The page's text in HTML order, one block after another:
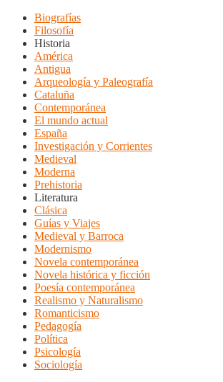
Biografías
Filosofía
Historia
América
Antigua
Arqueología y Paleografía
Cataluña
Contemporánea
El mundo actual
España
Investigación y Corrientes
Medieval
Moderna
Prehistoria
Literatura
Clásica
Guías y Viajes
Medieval y Barroca
Modernismo
Novela contemporánea
Novela histórica y ficción
Poesía contemporánea
Realismo y Naturalismo
Romanticismo
Pedagogía
Política
Psicología
Sociología